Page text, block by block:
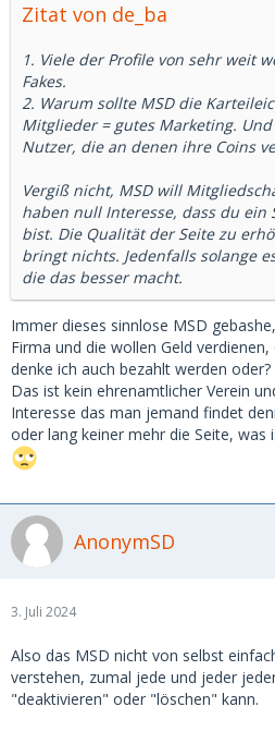
Zitat von de_ba
1. Viele der Profile von sehr weit
Fakes.
2. Warum sollte MSD die
Mitglieder = gutes Marketing.
Nutzer, die an denen ihre Coins
Vergiß nicht, MSD will
haben null Interesse, dass du ein
bist. Die Qualität der Seite zu
bringt nichts. Jedenfalls solange
die das besser macht.
Immer dieses sinnlose MSD
Firma und die wollen Geld
denke ich auch bezahlt werden oder?
Das ist kein ehrenamtlicher Verein
Interesse das man jemand findet
oder lang keiner mehr die Seite, was
AnonymSD
3. Juli 2024
Also das MSD nicht von selbst
verstehen, zumal jede und jeder
"deaktivieren" oder "löschen" kann.